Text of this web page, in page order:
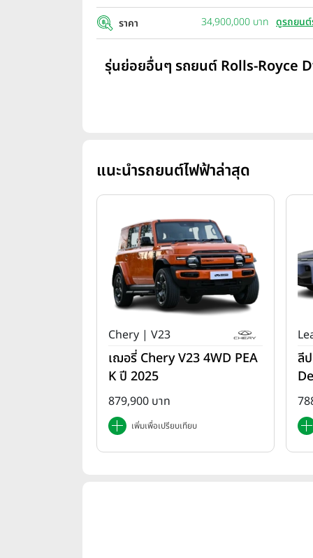
ราคา 34,900,000 บาท ดูรถยนต์
รุ่นย่อยอื่นๆ รถยนต์ Rolls-Royce
แนะนำรถยนต์ไฟฟ้าล่าสุด
Chery | V23
เฌอรี่ Chery V23 4WD PEA
K ปี 2025
879,900 บาท
เพิ่มเพื่อเปรียบเทียบ
ลี